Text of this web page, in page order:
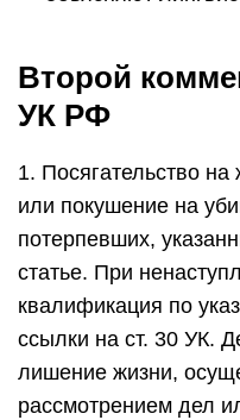
Второй
УК РФ
1. Посягательство на
или покушение на
потерпевших,
статье. При
квалификация по
ссылки на ст. 30 УК.
лишение жизни,
рассмотрением дел